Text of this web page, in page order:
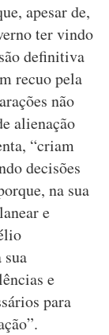
apesar de,
ter vindo
definitiva
recuo pela
não
alienação
“criam
decisões
na sua
e
sua
e
para